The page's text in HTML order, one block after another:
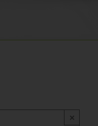
×